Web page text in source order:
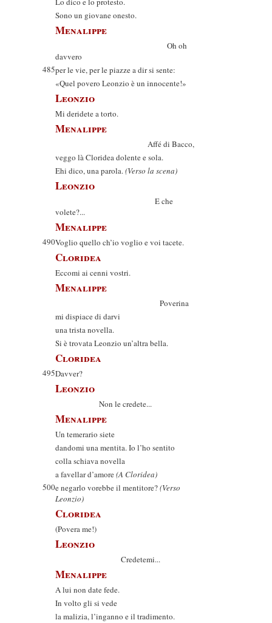
Sono un giovane onesto.
Menalippe
Oh oh
davvero
485per le vie, per le piazze a dir si sente:
«Quel povero Leonzio è un innocente!»
Leonzio
Mi deridete a torto.
Menalippe
Affé di Bacco,
veggo là Cloridea dolente e sola.
Ehi dico, una parola.(Verso la scena)
Leonzio
E che
volete?...
Menalippe
490Voglio quello ch’io voglio e voi tacete.
Cloridea
Eccomi ai cenni vostri.
Menalippe
Poverina
mi dispiace di darvi
una trista novella.
Si è trovata Leonzio un’altra bella.
Cloridea
495Davver?
Leonzio
Non le credete...
Menalippe
Un temerario siete
dandomi una mentita. Io l’ho sentito
colla schiava novella
a favellar d’amore(A Cloridea)
500e negarlo vorebbe il mentitore?(Verso
Leonzio)
Cloridea
(Povera me!)
Leonzio
Credetemi...
Menalippe
A lui non date fede.
In volto gli si vede
la malizia, l’inganno e il tradimento.